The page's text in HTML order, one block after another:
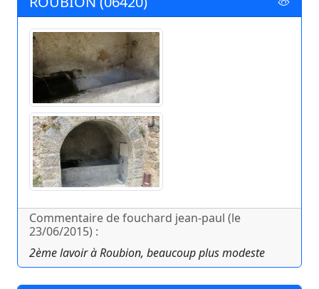
Commentaire de fouchard jean-paul (le
23/06/2015) :
2ème lavoir à Roubion, beaucoup plus modeste